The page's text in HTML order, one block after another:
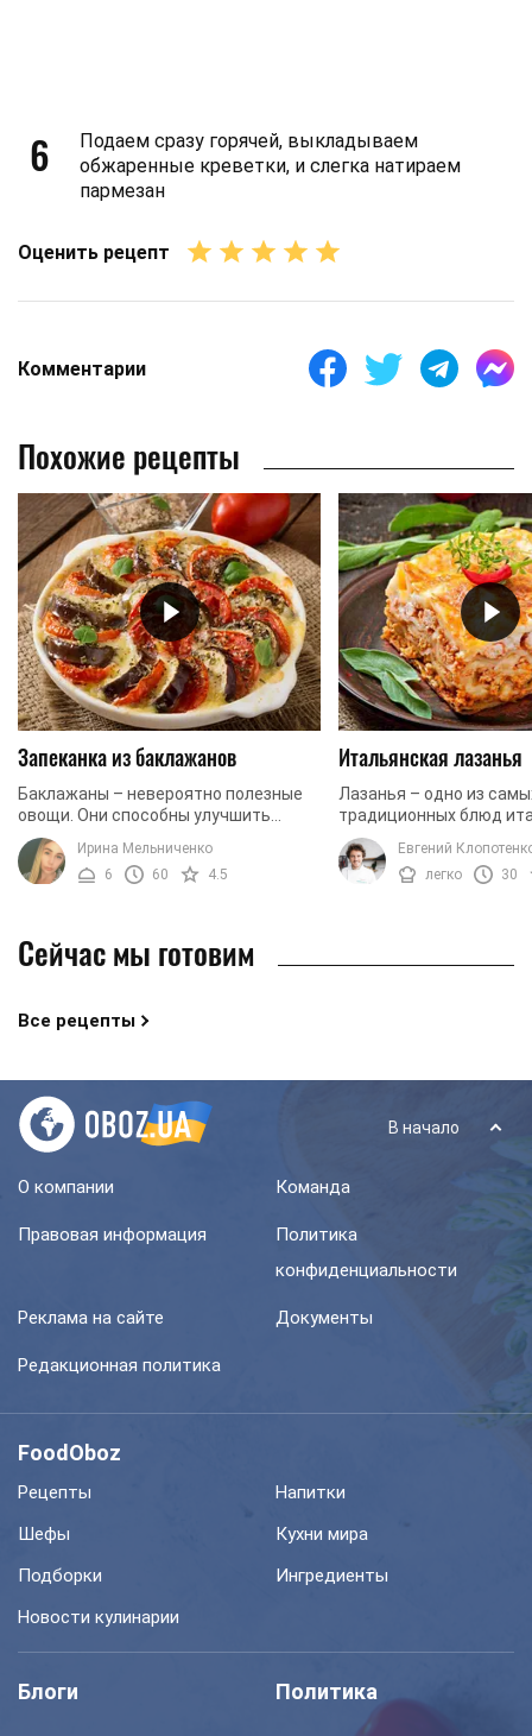
6
Подаем сразу горячей, выкладываем
обжаренные креветки, и слегка натираем
пармезан
Оценить рецепт
Комментарии
Похожие рецепты
Запеканка из баклажанов
Баклажаны – невероятно полезные
овощи. Они способны улучшить
память, а также служат прекрасным
антиоксидантом. Кроме того,
употребление баклажанов ...
Ирина Мельниченко
6
60 4.5
Итальянская лазанья
Лазанья – одно из
традиционных блюд
кухни. В ее основе
фарш, много сыра и
тесто. Идеальный ...
Евгений
легко
30
Сейчас мы готовим
Все рецепты
В начало
О компании Команда
Правовая информация
Политика
конфиденциальности
Реклама на сайте Документы
Редакционная политика
FoodOboz
Рецепты
Напитки
Шефы
Кухни мира
Подборки
Ингредиенты
Новости кулинарии
Блоги Политика